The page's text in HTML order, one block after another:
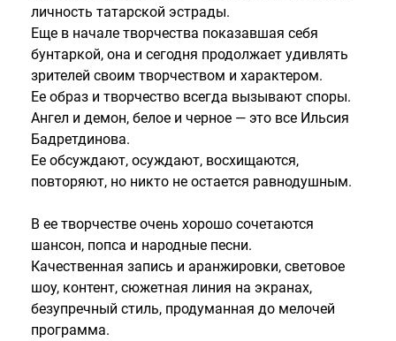
личность татарской эстрады.
Еще в начале творчества показавшая себя
бунтаркой, она и сегодня продолжает удивлять
зрителей своим творчеством и характером.
Ее образ и творчество всегда вызывают споры.
Ангел и демон, белое и черное — это все Ильсия
Бадретдинова.
Ее обсуждают, осуждают, восхищаются,
повторяют, но никто не остается равнодушным.
В ее творчестве очень хорошо сочетаются
шансон, попса и народные песни.
Качественная запись и аранжировки, световое
шоу, контент, сюжетная линия на экранах,
безупречный стиль, продуманная до мелочей
программа.